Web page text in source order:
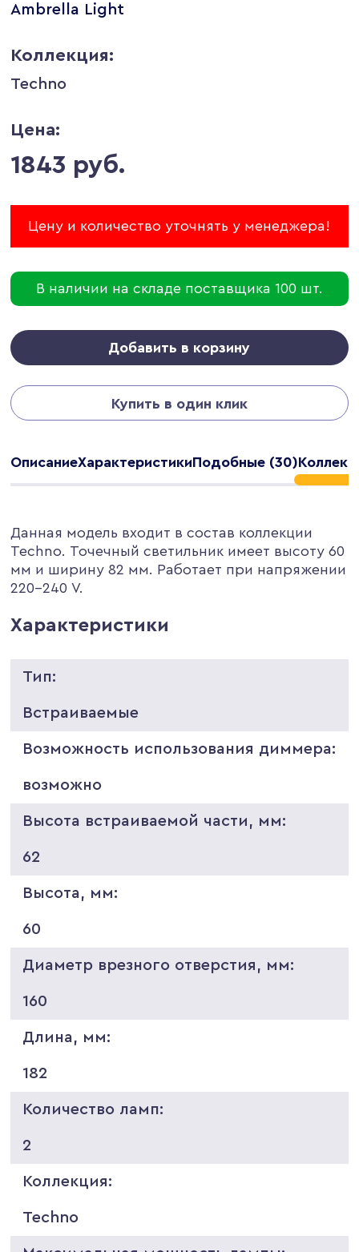
Ambrella Light
Коллекция:
Techno
Цена:
1843 руб.
Цену и количество уточнять у менеджера!
В наличии на складе поставщика 100 шт.
Добавить в корзину
Купить в один клик
ОписаниеХарактеристикиПодобные (30)
Данная модель входит в состав коллекции
Techno. Точечный светильник имеет высоту 60
мм и ширину 82 мм. Работает при напряжении
220-240 V.
Характеристики
Тип:
Встраиваемые
Возможность использования диммера:
возможно
Высота встраиваемой части, мм:
62
Высота, мм:
60
Диаметр врезного отверстия, мм:
160
Длина, мм:
182
Количество ламп:
2
Коллекция:
Techno